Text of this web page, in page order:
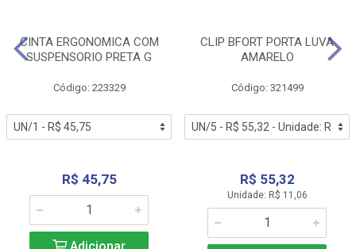
CINTA ERGONOMICA COM
SUSPENSORIO PRETA G
Código: 223329
R$ 45,75
CLIP BFORT PORTA LUVA
AMARELO
Código: 321499
R$ 55,32
Unidade: R$ 11,06